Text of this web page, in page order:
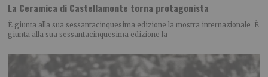
La Ceramica di Castellamonte torna protagonista
È giunta alla sua sessantacinquesima edizione la mostra internazionale È
giunta alla sua sessantacinquesima edizione la